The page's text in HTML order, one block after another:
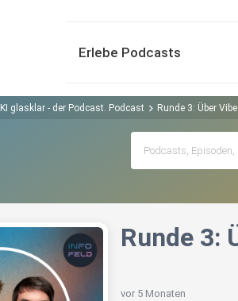
Erlebe Podcasts
KI glasklar - der Podcast. Podcast Runde 3: Über
Runde 3:
vor 5 Monaten